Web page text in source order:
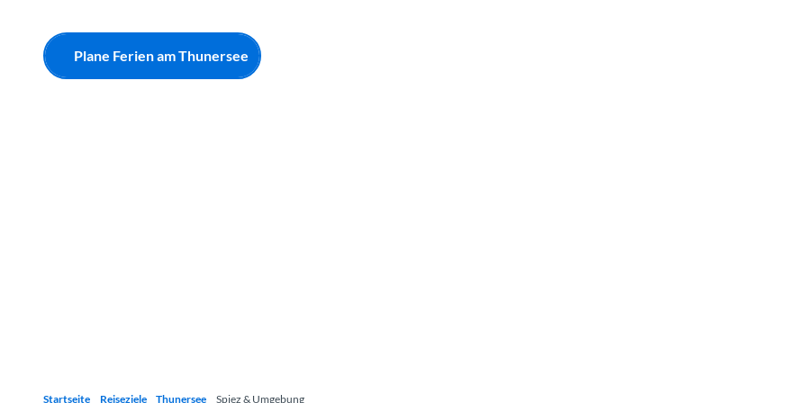
Plane Ferien am Thunersee
Startseite Reiseziele Thunersee Spiez & Umgebung